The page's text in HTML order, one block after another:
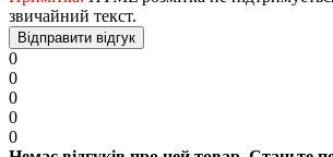
звичайний текст.
Відправити відгук
0
0
0
0
0